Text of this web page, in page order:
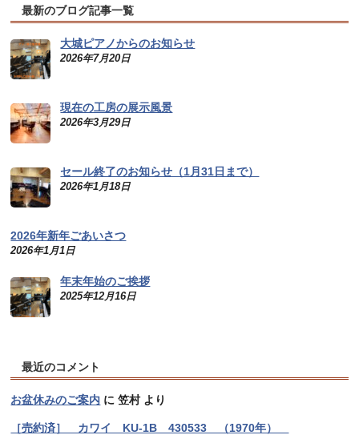
最新のブログ記事一覧
大城ピアノからのお知らせ
2026年7月20日
現在の工房の展示風景
2026年3月29日
セール終了のお知らせ（1月31日まで）
2026年1月18日
2026年新年ごあいさつ
2026年1月1日
年末年始のご挨拶
2025年12月16日
最近のコメント
お盆休みのご案内 に笠村より
［売約済］ カワイ KU-1B 430533 （1970年）